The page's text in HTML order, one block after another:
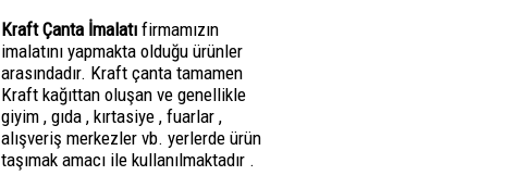
Kraft Çanta İmalatı firmamızın
imalatını yapmakta olduğu ürünler
arasındadır. Kraft çanta tamamen
Kraft kağıttan oluşan ve genellikle
giyim , gıda , kırtasiye , fuarlar ,
alışveriş merkezler vb. yerlerde ürün
taşımak amacı ile kullanılmaktadır .